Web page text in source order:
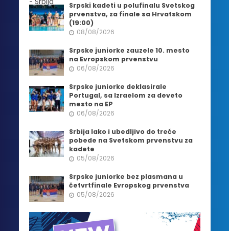
Srpski kadeti u polufinalu Svetskog
prvenstva, za finale sa Hrvatskom
(19:00)
08/08/2026
Srpske juniorke zauzele 10. mesto
na Evropskom prvenstvu
06/08/2026
Srpske juniorke deklasirale
Portugal, sa Izraelom za deveto
mesto na EP
06/08/2026
Srbija lako i ubedljivo do treće
pobede na Svetskom prvenstvu za
kadete
05/08/2026
Srpske juniorke bez plasmana u
četvrtfinale Evropskog prvenstva
05/08/2026